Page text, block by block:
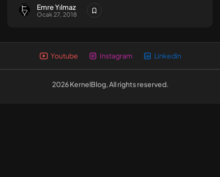
Emre Yılmaz
Ocak 27, 2018
Youtube Instagram Linkedin
2026 KernelBlog, All rights reserved.